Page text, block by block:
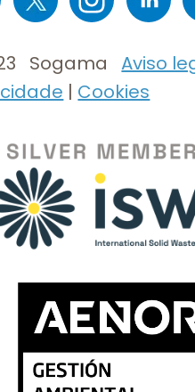
SogamaAviso
| Cookies